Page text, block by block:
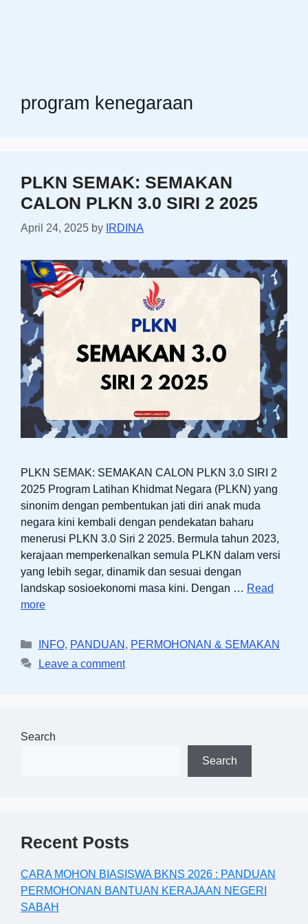
program kenegaraan
PLKN SEMAK: SEMAKAN
CALON PLKN 3.0 SIRI 2 2025
April 24, 2025 by IRDINA
PLKN SEMAK: SEMAKAN CALON PLKN 3.0 SIRI 2
2025 Program Latihan Khidmat Negara (PLKN) yang
sinonim dengan pembentukan jati diri anak muda
negara kini kembali dengan pendekatan baharu
menerusi PLKN 3.0 Siri 2 2025. Bermula tahun 2023,
kerajaan memperkenalkan semula PLKN dalam versi
yang lebih segar, dinamik dan sesuai dengan
landskap sosioekonomi masa kini. Dengan … Read
more
Categories
INFO, PANDUAN , PERMOHONAN & SEMAKAN
Leave a comment
Search
Search
Recent Posts
CARA MOHON BIASISWA BKNS 2026 : PANDUAN
PERMOHONAN BANTUAN KERAJAAN NEGERI
SABAH